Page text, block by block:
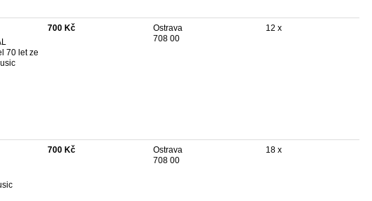
70 let ze
700 Kč
Ostrava
708 00
12 x
700 Kč
Ostrava
708 00
18 x